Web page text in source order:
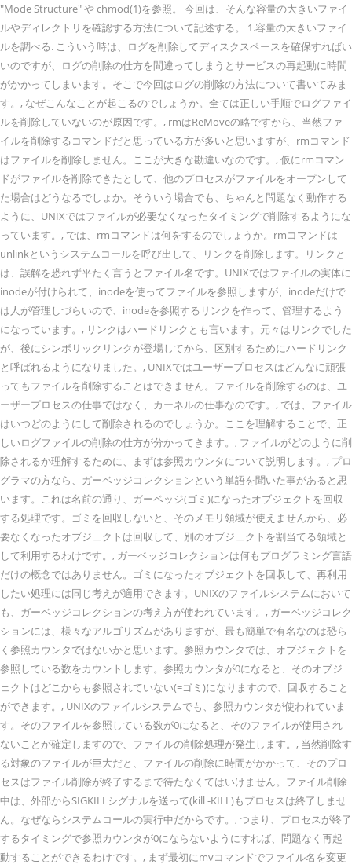
"Mode Structure" や chmod(1)を参照。 今回は、そんな容量の大きいファイ
ルやディレクトリを確認する方法について記述する。 1.容量の大きいファイ
ルを調べる. こういう時は、ログを削除してディスクスペースを確保すればい
いのですが、ログの削除の仕方を間違ってしまうとサービスの再起動に時間
がかかってしまいます。そこで今回はログの削除の方法について書いてみま
す。, なぜこんなことが起こるのでしょうか。全ては正しい手順でログファイ
ルを削除していないのが原因です。, rmはReMoveの略ですから、当然ファ
イルを削除するコマンドだと思っている方が多いと思いますが、rmコマンド
はファイルを削除しません。ここが大きな勘違いなのです。, 仮にrmコマン
ドがファイルを削除できたとして、他のプロセスがファイルをオープンして
た場合はどうなるでしょか。そういう場合でも、ちゃんと問題なく動作する
ように、UNIXではファイルが必要なくなったタイミングで削除するようにな
っています。, では、rmコマンドは何をするのでしょうか。rmコマンドは
unlinkというシステムコールを呼び出して、リンクを削除します。リンクと
は、誤解を恐れず平たく言うとファイル名です。UNIXではファイルの実体に
inodeが付けられて、inodeを使ってファイルを参照しますが、inodeだけで
は人が管理しづらいので、inodeを参照するリンクを作って、管理するよう
になっています。, リンクはハードリンクとも言います。元々はリンクでした
が、後にシンボリックリンクが登場してから、区別するためにハードリンク
と呼ばれるようになりました。, UNIXではユーザープロセスはどんなに頑張
ってもファイルを削除することはできません。ファイルを削除するのは、ユ
ーザープロセスの仕事ではなく、カーネルの仕事なのです。, では、ファイル
はいつどのようにして削除されるのでしょうか。ここを理解することで、正
しいログファイルの削除の仕方が分かってきます。, ファイルがどのように削
除されるか理解するために、まずは参照カウンタについて説明します。, プロ
グラマの方なら、ガーベッジコレクションという単語を聞いた事があると思
います。これは名前の通り、ガーベッジ(ゴミ)になったオブジェクトを回収
する処理です。ゴミを回収しないと、そのメモリ領域が使えませんから、必
要なくなったオブジェクトは回収して、別のオブジェクトを割当てる領域と
して利用するわけです。, ガーベッジコレクションは何もプログラミング言語
だけの概念ではありません。ゴミになったオブジェクトを回収して、再利用
したい処理には同じ考えが適用できます。UNIXのファイルシステムにおいて
も、ガーベッジコレクションの考え方が使われています。, ガーベッジコレク
ションには、様々なアルゴリズムがありますが、最も簡単で有名なのは恐ら
く参照カウンタではないかと思います。参照カウンタでは、オブジェクトを
参照している数をカウントします。参照カウンタが0になると、そのオブジ
ェクトはどこからも参照されていない(=ゴミ)になりますので、回収すること
ができます。, UNIXのファイルシステムでも、参照カウンタが使われていま
す。そのファイルを参照している数が0になると、そのファイルが使用され
ないことが確定しますので、ファイルの削除処理が発生します。, 当然削除す
る対象のファイルが巨大だと、ファイルの削除に時間がかかって、そのプロ
セスはファイル削除が終了するまで待たなくてはいけません。ファイル削除
中は、外部からSIGKILLシグナルを送って(kill -KILL)もプロセスは終了しませ
ん。なぜならシステムコールの実行中だからです。, つまり、プロセスが終了
するタイミングで参照カウンタが0にならないようにすれば、問題なく再起
動することができるわけです。, まず最初にmvコマンドでファイル名を変更